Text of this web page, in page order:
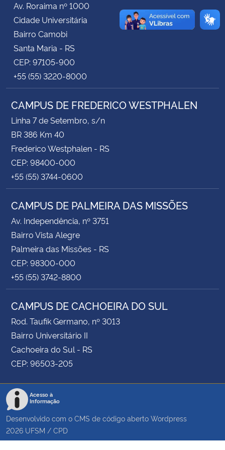
Secretaria-Geral
Secretaria de Governo
Gabinete de Segurança Institucional
Advocacia-Geral da União
Av. Roraima nº 1000
Cidade Universitária
Bairro Camobi
Santa Maria - RS
CEP: 97105-900
+55 (55) 3220-8000
CAMPUS DE FREDERICO WESTPHALEN
Linha 7 de Setembro, s/n
BR 386 Km 40
Frederico Westphalen - RS
CEP: 98400-000
+55 (55) 3744-0600
CAMPUS DE PALMEIRA DAS MISSÕES
Av. Independência, nº 3751
Bairro Vista Alegre
Palmeira das Missões - RS
CEP: 98300-000
+55 (55) 3742-8800
CAMPUS DE CACHOEIRA DO SUL
Rod. Taufik Germano, nº 3013
Bairro Universitário II
Cachoeira do Sul - RS
CEP: 96503-205
Acesso à
Informação
Desenvolvido com o CMS de código aberto Wordpress
2026 UFSM / CPD